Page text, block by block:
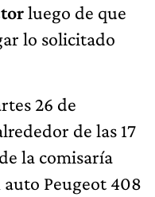
luego de que
lo solicitado
26 de
de las 17
la comisaría
auto Peugeot 408